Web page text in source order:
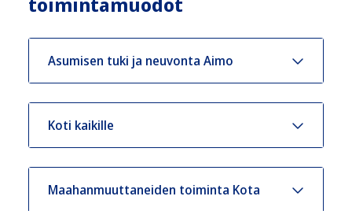
Asumisen tuki ja neuvonta Aimo
Koti kaikille
Maahanmuuttaneiden toiminta Kota